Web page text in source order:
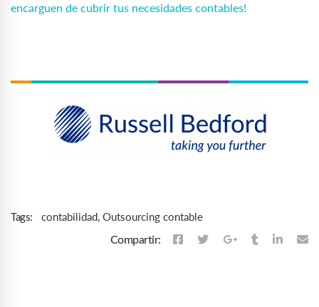
encarguen de cubrir tus necesidades contables!
Tags: contabilidad, Outsourcing contable
Compartir: